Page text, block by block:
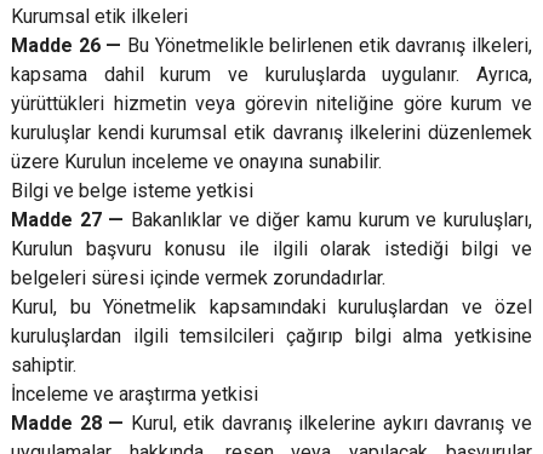
Kurumsal etik ilkeleri
Madde 26 — Bu Yönetmelikle belirlenen etik davranış ilkeleri,
kapsama dahil kurum ve kuruluşlarda uygulanır. Ayrıca,
yürüttükleri hizmetin veya görevin niteliğine göre kurum ve
kuruluşlar kendi kurumsal etik davranış ilkelerini düzenlemek
üzere Kurulun inceleme ve onayına sunabilir.
Bilgi ve belge isteme yetkisi
Madde 27 — Bakanlıklar ve diğer kamu kurum ve kuruluşları,
Kurulun başvuru konusu ile ilgili olarak istediği bilgi ve
belgeleri süresi içinde vermek zorundadırlar.
Kurul, bu Yönetmelik kapsamındaki kuruluşlardan ve özel
kuruluşlardan ilgili temsilcileri çağırıp bilgi alma yetkisine
sahiptir.
İnceleme ve araştırma yetkisi
Madde 28 — Kurul, etik davranış ilkelerine aykırı davranış ve